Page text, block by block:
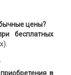
цены?
бесплатных
в